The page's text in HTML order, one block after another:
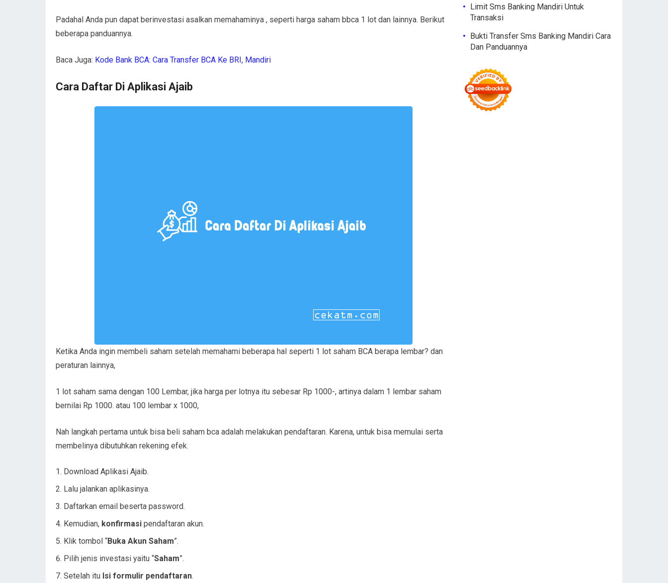
Padahal Anda pun dapat berinvestasi asalkan memahaminya , seperti harga saham bbca 1 lot dan lainnya. Berikut
beberapa panduannya.
Baca Juga: Kode Bank BCA: Cara Transfer BCA Ke BRI, Mandiri
Cara Daftar Di Aplikasi Ajaib
Ketika Anda ingin membeli saham setelah memahami beberapa hal seperti 1 lot saham BCA berapa lembar? dan
peraturan lainnya,
1 lot saham sama dengan 100 Lembar, jika harga per lotnya itu sebesar Rp 1000-, artinya dalam 1 lembar saham
bernilai Rp 1000. atau 100 lembar x 1000,
Nah langkah pertama untuk bisa beli saham bca adalah melakukan pendaftaran. Karena, untuk bisa memulai serta
membelinya dibutuhkan rekening efek.
Download Aplikasi Ajaib.
Lalu jalankan aplikasinya.
Daftarkan email beserta password.
Kemudian, konfirmasi pendaftaran akun.
Klik tombol “Buka Akun Saham”.
Pilih jenis investasi yaitu “Saham”.
Setelah itu Isi formulir pendaftaran.
Limit Sms Banking Mandiri Untuk
Transaksi
Bukti Transfer Sms Banking Mandiri Cara
Dan Panduannya